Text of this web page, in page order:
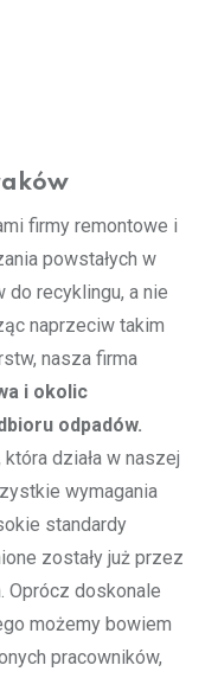
firmy remontowe i
powstałych w
do recyklingu, a nie
naprzeciw takim
nasza firma
i okolic
odpadów.
która działa w naszej
wymagania
standardy
zostały już przez
Oprócz doskonale
możemy bowiem
pracowników,